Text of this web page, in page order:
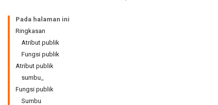
Pada halaman ini
Ringkasan
Atribut publik
Fungsi publik
Atribut publik
sumbu_
Fungsi publik
Sumbu